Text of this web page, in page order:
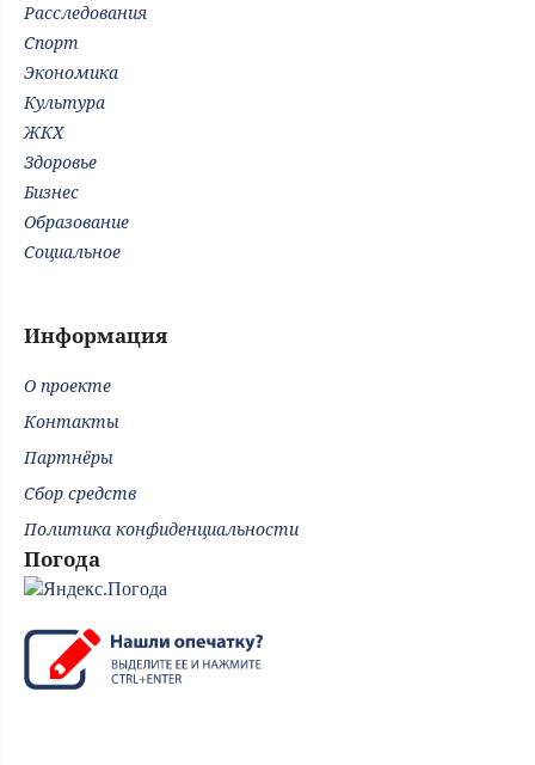
Расследования
Спорт
Экономика
Культура
ЖКХ
Здоровье
Бизнес
Образование
Социальное
Информация
О проекте
Контакты
Партнёры
Сбор средств
Политика конфиденциальности
Погода